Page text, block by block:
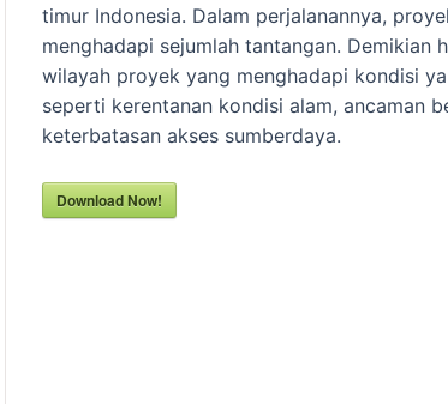
timur Indonesia. Dalam perjalanannya,
menghadapi sejumlah tantangan. Demikian
wilayah proyek yang menghadapi kondisi
seperti kerentanan kondisi alam, ancaman
keterbatasan akses sumberdaya.
Download Now!